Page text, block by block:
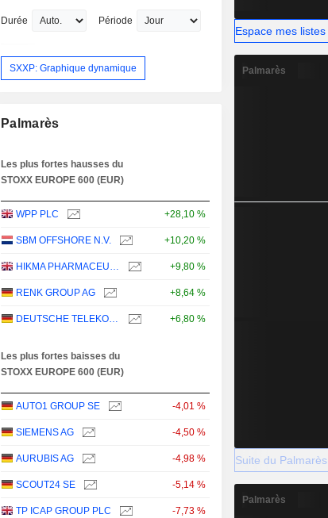
Durée Période
SXXP: Graphique dynamique
Palmarès
Les plus fortes hausses du
STOXX EUROPE 600 (EUR)
WPP PLC +28,10 %
SBM OFFSHORE N.V. +10,20 %
HIKMA PHARMACEUTICALS PLC +9,80 %
RENK GROUP AG +8,64 %
DEUTSCHE TELEKOM AG +6,80 %
Les plus fortes baisses du
STOXX EUROPE 600 (EUR)
AUTO1 GROUP SE -4,01 %
SIEMENS AG -4,50 %
AURUBIS AG -4,98 %
SCOUT24 SE -5,14 %
TP ICAP GROUP PLC -7,73 %
Espace mes listes
Palmarès
Suite du Palmarès
Palmarès